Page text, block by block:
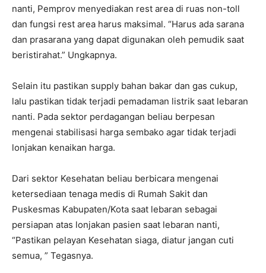
nanti, Pemprov menyediakan rest area di ruas non-toll
dan fungsi rest area harus maksimal. “Harus ada sarana
dan prasarana yang dapat digunakan oleh pemudik saat
beristirahat.” Ungkapnya.
Selain itu pastikan supply bahan bakar dan gas cukup,
lalu pastikan tidak terjadi pemadaman listrik saat lebaran
nanti. Pada sektor perdagangan beliau berpesan
mengenai stabilisasi harga sembako agar tidak terjadi
lonjakan kenaikan harga.
Dari sektor Kesehatan beliau berbicara mengenai
ketersediaan tenaga medis di Rumah Sakit dan
Puskesmas Kabupaten/Kota saat lebaran sebagai
persiapan atas lonjakan pasien saat lebaran nanti,
“Pastikan pelayan Kesehatan siaga, diatur jangan cuti
semua, ” Tegasnya.